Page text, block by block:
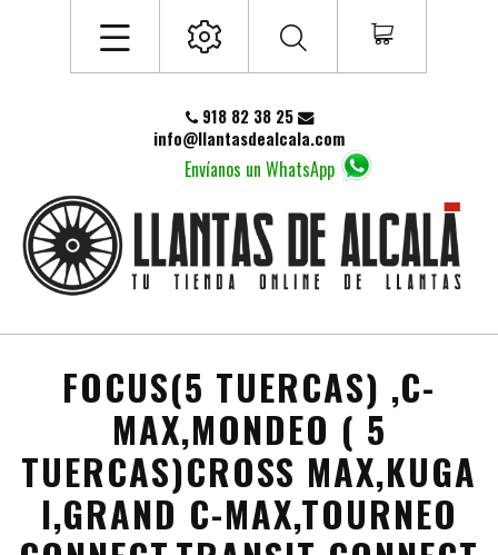
Envíanos un WhatsApp
918 82 38 25
info@llantasdealcala.com
FOCUS(5 TUERCAS) ,C-
MAX,MONDEO ( 5
TUERCAS)CROSS MAX,KUGA
I,GRAND C-MAX,TOURNEO